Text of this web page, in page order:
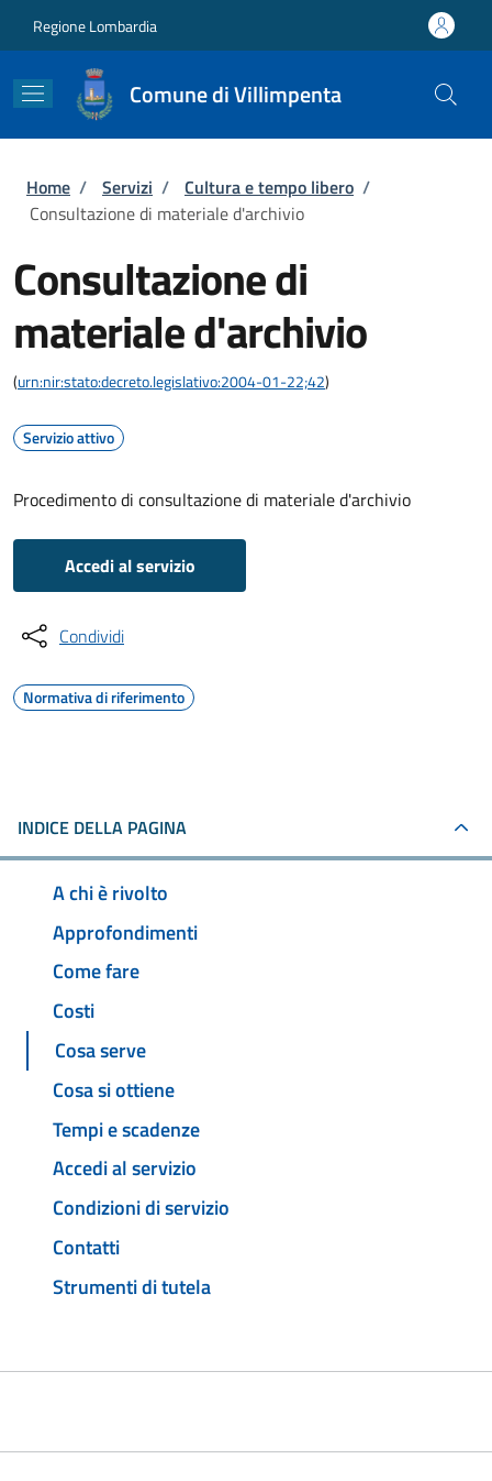
Regione Lombardia
Comune di Villimpenta
Briciole di pane
Home / Servizi / Cultura e tempo libero /
Consultazione di materiale d'archivio
Consultazione di
materiale d'archivio
(urn:nir:stato:decreto.legislativo:2004-01-22;42)
Servizio attivo
Procedimento di consultazione di materiale d'archivio
Accedi al servizio
Condividi
Normativa di riferimento
INDICE DELLA PAGINA
A chi è rivolto
Approfondimenti
Come fare
Costi
Cosa serve
Cosa si ottiene
Tempi e scadenze
Accedi al servizio
Condizioni di servizio
Contatti
Strumenti di tutela